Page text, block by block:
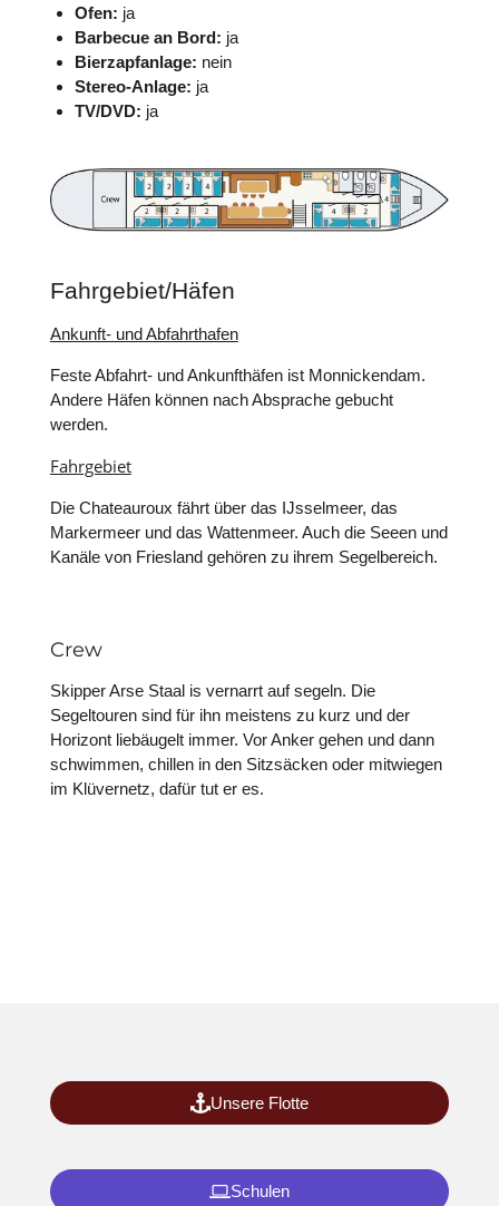
Ofen: ja
Barbecue an Bord: ja
Bierzapfanlage: nein
Stereo-Anlage: ja
TV/DVD: ja
Fahrgebiet/Häfen
Ankunft- und Abfahrthafen
Feste Abfahrt- und Ankunfthäfen ist Monnickendam.
Andere Häfen können nach Absprache gebucht
werden.
Fahrgebiet
Die Chateauroux fährt über das IJsselmeer, das
Markermeer und das Wattenmeer. Auch die Seeen und
Kanäle von Friesland gehören zu ihrem Segelbereich.
Crew
Skipper Arse Staal is vernarrt auf segeln. Die
Segeltouren sind für ihn meistens zu kurz und der
Horizont liebäugelt immer. Vor Anker gehen und dann
schwimmen, chillen in den Sitzsäcken oder mitwiegen
im Klüvernetz, dafür tut er es.
Unsere Flotte
Schulen